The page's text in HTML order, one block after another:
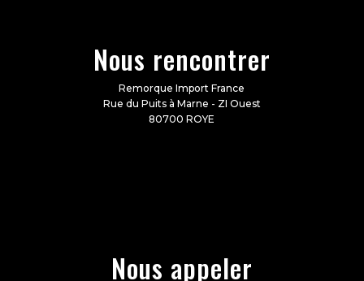
Nous rencontrer
Remorque Import France
Rue du Puits à Marne - ZI Ouest
80700 ROYE
Nous appeler